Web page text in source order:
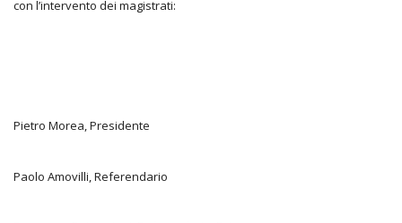
con l’intervento dei magistrati:
Pietro Morea, Presidente
Paolo Amovilli, Referendario